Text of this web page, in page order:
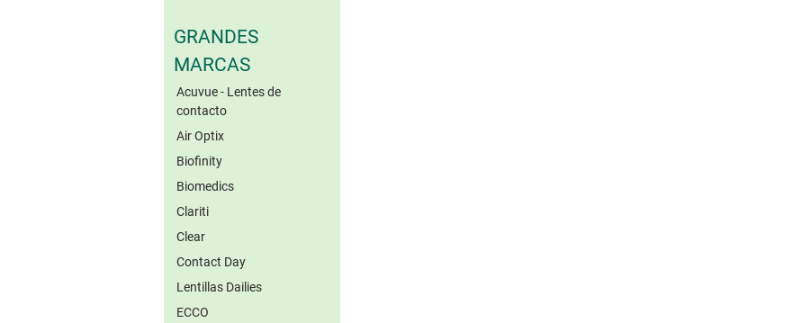
GRANDES
MARCAS
Acuvue - Lentes de
contacto
Air Optix
Biofinity
Biomedics
Clariti
Clear
Contact Day
Lentillas Dailies
ECCO